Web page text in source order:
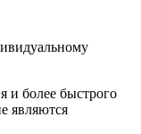
и более быстрого
являются